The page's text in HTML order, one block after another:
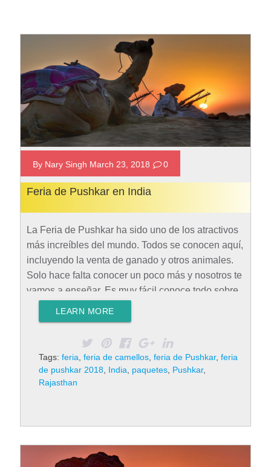
By Nary Singh March 23, 2018 0
Feria de Pushkar en India
La Feria de Pushkar ha sido uno de los atractivos
más increíbles del mundo. Todos se conocen aquí,
incluyendo la venta de ganado y otros animales.
Solo hace falta conocer un poco más y nosotros te
vamos a enseñar. Es muy fácil conoce todo sobre
India La Feria de Pushkar en India es un festival
como la feria del camello y en todo el mundo hay
muchos más, pero la Feria de Pushkar es
considera como la feria del camello más grande…
LEARN MORE
Tags: feria feria de camellos, feria de Pushkar, feria
de pushkar 2018, India paquetes, Pushkar,
Rajasthan